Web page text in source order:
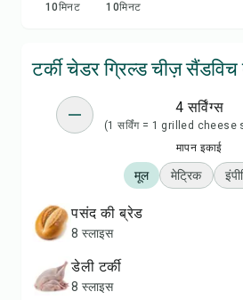
10मिनट
10मिनट
टर्की चेडर ग्रिल्ड चीज़ सैंडविच
4 सर्विंग्स
(1 सर्विंग = 1 grilled
मापन इकाई
मूल मेट्रिक
पसंद की ब्रेड
8 स्लाइस
डेली टर्की
8 स्लाइस